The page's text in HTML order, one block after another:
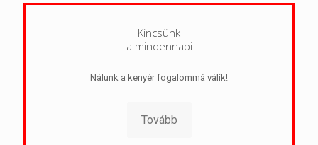
Kincsünk
a mindennapi
Nálunk a kenyér fogalommá válik!
Tovább